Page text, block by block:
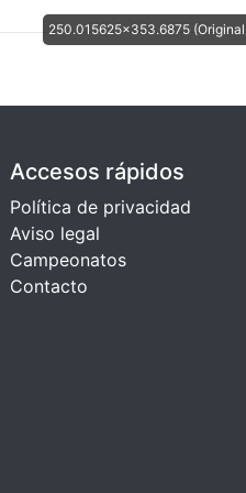
250.015625x353.6875
Accesos rápidos
Política de privacidad
Aviso legal
Campeonatos
Contacto